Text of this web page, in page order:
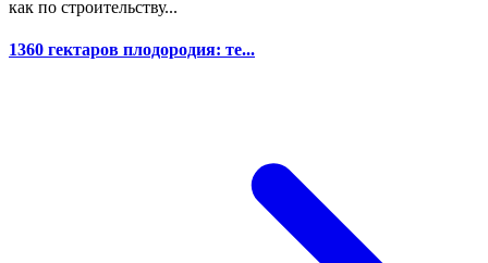
как по строительству...
1360 гектаров плодородия: те...